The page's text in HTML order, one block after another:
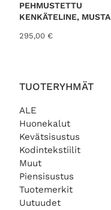
TUOTERYHMÄT
ALE
Huonekalut
Kevätsisustus
Kodintekstiilit
Muut
Piensisustus
Tuotemerkit
Uutuudet
PEHMUSTETTU
KENKÄTELINE, MUSTA
295,00 €